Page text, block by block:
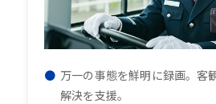
万一の事態を鮮明に録画。客
解決を支援。